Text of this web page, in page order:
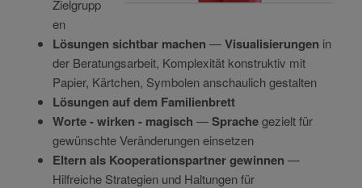
Zielgrupp
en
Lösungen sichtbar machen —Visualisierungen in
der Beratungsarbeit, Komplexität konstruktiv mit
Papier, Kärtchen, Symbolen anschaulich gestalten
Lösungen auf dem Familienbrett
Worte -wirken - magisch —Sprachegezielt für
gewünschte Veränderungen einsetzen
Eltern als Kooperationspartner gewinnen —
Hilfreiche Strategien und Haltungen für